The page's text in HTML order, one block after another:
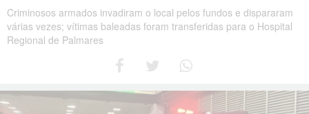
Criminosos armados invadiram o local pelos fundos e dispararam
várias vezes; vítimas baleadas foram transferidas para o Hospital
Regional de Palmares